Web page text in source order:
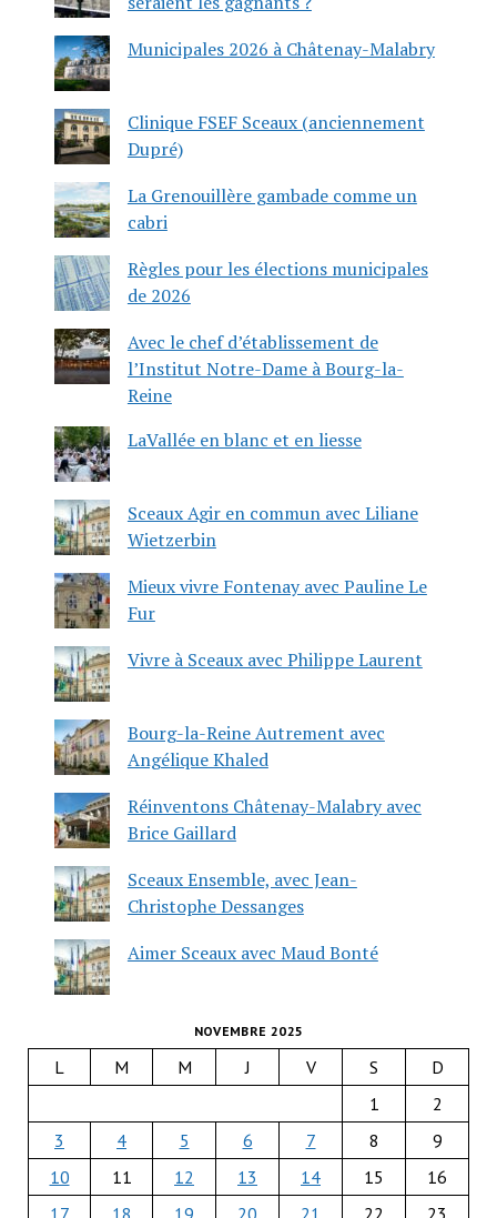
Municipales 2026 à Châtenay-Malabry
Clinique FSEF Sceaux (anciennement
Dupré)
La Grenouillère gambade comme un
cabri
Règles pour les élections municipales
de 2026
Avec le chef d’établissement de
l’Institut Notre-Dame à Bourg-la-
Reine
LaVallée en blanc et en liesse
Sceaux Agir en commun avec Liliane
Wietzerbin
Mieux vivre Fontenay avec Pauline Le
Fur
Vivre à Sceaux avec Philippe Laurent
Bourg-la-Reine Autrement avec
Angélique Khaled
Réinventons Châtenay-Malabry avec
Brice Gaillard
Sceaux Ensemble, avec Jean-
Christophe Dessanges
Aimer Sceaux avec Maud Bonté
NOVEMBRE 2025
L M M J V S
D
1
2
3
4 5 6 7 8
9
10
11 12 13 14 15
16
17
18 19 20 21 22 23